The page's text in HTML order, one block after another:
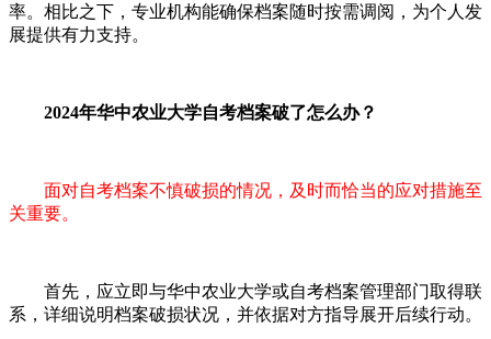
率。相比之下，专业机构能确保档案随时按需调阅，为个人发
展提供有力支持。
2024年华中农业大学自考档案破了怎么办？
面对自考档案不慎破损的情况，及时而恰当的应对措施至
关重要。
首先，应立即与华中农业大学或自考档案管理部门取得联
系，详细说明档案破损状况，并依据对方指导展开后续行动。